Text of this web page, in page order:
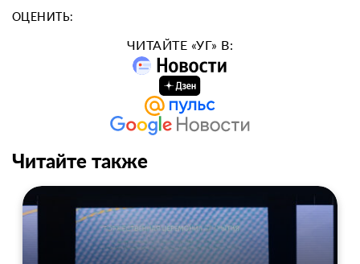
ОЦЕНИТЬ:
ЧИТАЙТЕ «УГ» В:
Читайте также